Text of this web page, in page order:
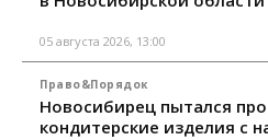
05 августа 2026, 13:00
Право&Порядок
Новосибирец пытался
кондитерские изделия с